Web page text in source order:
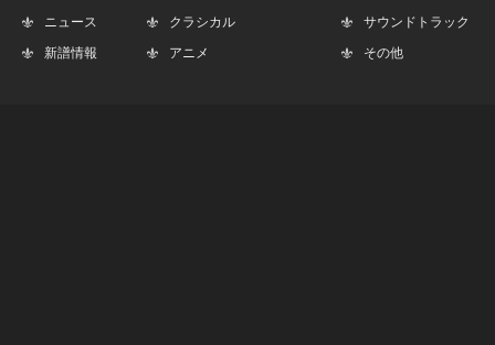
ニュース
新譜情報
クラシカル
アニメ
サウンドトラック
その他